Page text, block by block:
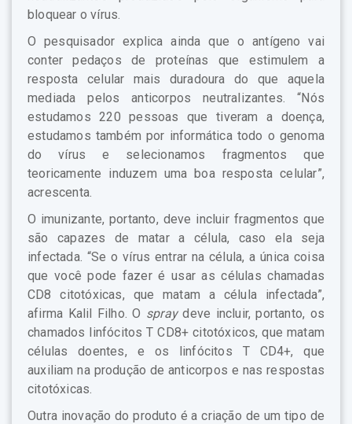
bloquear o vírus.
O pesquisador explica ainda que o antígeno vai
conter pedaços de proteínas que estimulem a
resposta celular mais duradoura do que aquela
mediada pelos anticorpos neutralizantes. “Nós
estudamos 220 pessoas que tiveram a doença,
estudamos também por informática todo o genoma
do vírus e selecionamos fragmentos que
teoricamente induzem uma boa resposta celular”,
acrescenta.
O imunizante, portanto, deve incluir fragmentos que
são capazes de matar a célula, caso ela seja
infectada. “Se o vírus entrar na célula, a única coisa
que você pode fazer é usar as células chamadas
CD8 citotóxicas, que matam a célula infectada”,
afirma Kalil Filho. O spraydeve incluir, portanto, os
chamados linfócitos T CD8+ citotóxicos, que matam
células doentes, e os linfócitos T CD4+, que
auxiliam na produção de anticorpos e nas respostas
citotóxicas.
Outra inovação do produto é a criação de um tipo de